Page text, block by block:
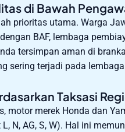
di Bawah
prioritas utama. Warga
BAF, lembaga
tersimpan aman di
sering terjadi pada
Taksasi
motor merek Honda dan
N, AG, S, W). Hal ini